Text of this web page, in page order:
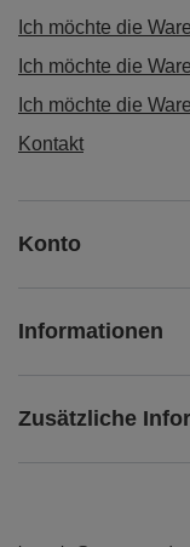
Ich möchte die
Ich möchte die
Ich möchte die
Kontakt
Konto
Informationen
Zusätzliche